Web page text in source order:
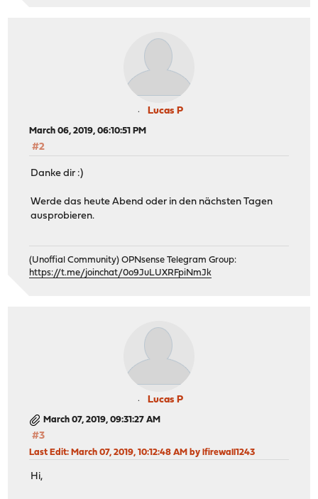
Lucas P
March 06, 2019, 06:10:51 PM
#2
Danke dir :)
Werde das heute Abend oder in den nächsten Tagen
ausprobieren.
(Unoffial Community) OPNsense Telegram Group:
https://t.me/joinchat/0o9JuLUXRFpiNmJk
Lucas P
March 07, 2019, 09:31:27 AM
#3
Last Edit: March 07, 2019, 10:12:48 AM by lfirewall1243
Hi,